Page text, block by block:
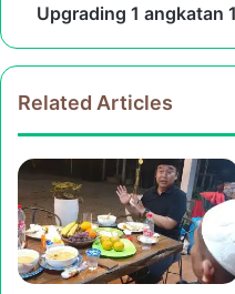
Upgrading 1 angkatan
Related Articles